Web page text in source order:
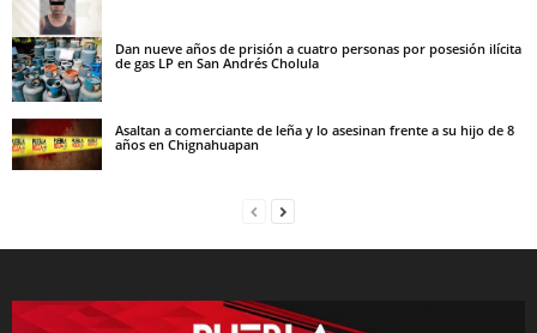
Dan nueve años de prisión a cuatro personas por posesión ilícita
de gas LP en San Andrés Cholula
Asaltan a comerciante de leña y lo asesinan frente a su hijo de 8
años en Chignahuapan